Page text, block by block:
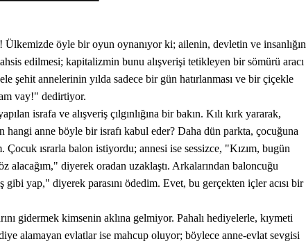
Ülkemizde öyle bir oyun oynanıyor ki; ailenin, devletin ve insanlığın
edilmesi; kapitalizmin bunu alışverişi tetikleyen bir sömürü aracı
şehit annelerinin yılda sadece bir gün hatırlanması ve bir çiçekle
vay!" dedirtiyor.
israfa ve alışveriş çılgınlığına bir bakın. Kılı kırk yararak,
hangi anne böyle bir israfı kabul eder? Daha dün parkta, çocuğuna
ısrarla balon istiyordu; annesi ise sessizce, "Kızım, bugün
alacağım," diyerek oradan uzaklaştı. Arkalarından baloncuğu
yap," diyerek parasını ödedim. Evet, bu gerçekten içler acısı bir
gidermek kimsenin aklına gelmiyor. Pahalı hediyelerle, kıymeti
alamayan evlatlar ise mahcup oluyor; böylece anne-evlat sevgisi